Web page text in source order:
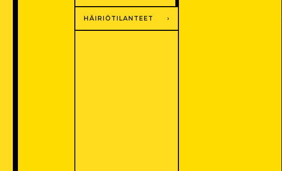
HÄIRIÖTILANTEET